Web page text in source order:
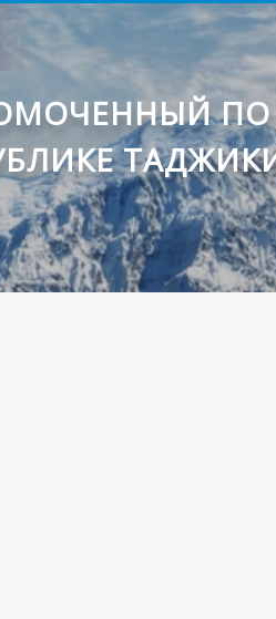
ПО